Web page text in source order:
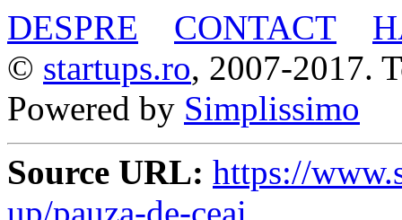
DESPRE
CONTACT
© startups.ro, 2007-2017.
Powered by Simplissimo
Source URL: https://